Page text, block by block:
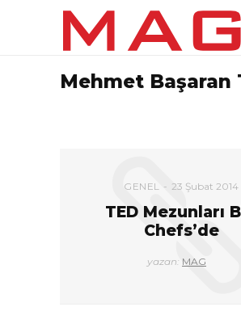
Mehmet Başaran
GENEL 23 Şubat 2014
TED Mezunları
Chefs’de
yazan: MAG